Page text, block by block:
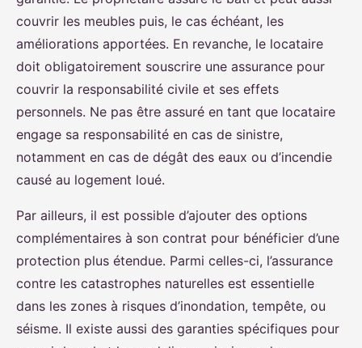
couvrir les meubles puis, le cas échéant, les
améliorations apportées. En revanche, le locataire
doit obligatoirement souscrire une assurance pour
couvrir la responsabilité civile et ses effets
personnels. Ne pas être assuré en tant que locataire
engage sa responsabilité en cas de sinistre,
notamment en cas de dégât des eaux ou d’incendie
causé au logement loué.
Par ailleurs, il est possible d’ajouter des options
complémentaires à son contrat pour bénéficier d’une
protection plus étendue. Parmi celles-ci, l’assurance
contre les catastrophes naturelles est essentielle
dans les zones à risques d’inondation, tempête, ou
séisme. Il existe aussi des garanties spécifiques pour